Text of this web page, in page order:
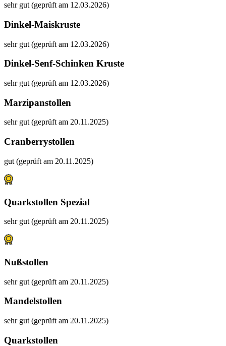
sehr gut (geprüft am 12.03.2026)
Dinkel-Maiskruste
sehr gut (geprüft am 12.03.2026)
Dinkel-Senf-Schinken Kruste
sehr gut (geprüft am 12.03.2026)
Marzipanstollen
sehr gut (geprüft am 20.11.2025)
Cranberrystollen
gut (geprüft am 20.11.2025)
Quarkstollen Spezial
sehr gut (geprüft am 20.11.2025)
Nußstollen
sehr gut (geprüft am 20.11.2025)
Mandelstollen
sehr gut (geprüft am 20.11.2025)
Quarkstollen